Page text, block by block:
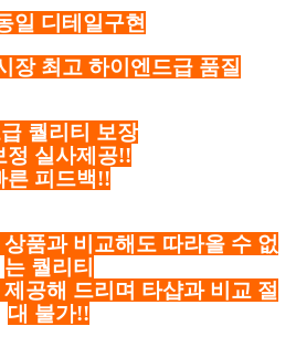
일 디테일구현
장 최고 하이엔드급 품질
퀄리티 보장
정 실사제공!!
른 피드백!!
품과 비교해도 따라올 수 없
는 퀄리티
공해 드리며 타샵과 비교 절
대 불가!!